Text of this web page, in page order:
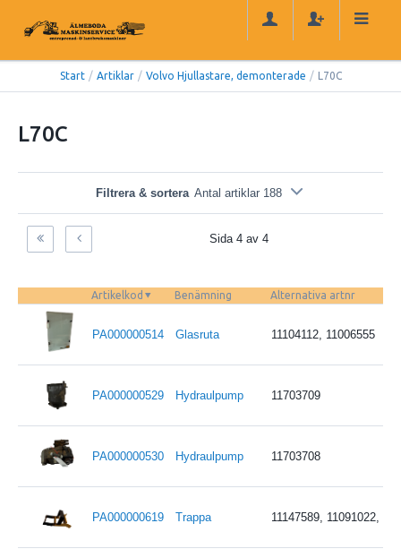
Start / Artiklar / Volvo Hjullastare, demonterade / L70C
L70C
Filtrera & sortera Antal artiklar 188
Sida 4 av 4
Artikelkod Benämning Alternativa artnr
PA000000514 Glasruta 11104112, 11006555
PA000000529 Hydraulpump 11703709
PA000000530 Hydraulpump 11703708
PA000000619 Trappa 11147589, 11091022,